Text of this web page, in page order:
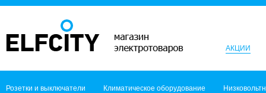
АКЦИИ
Розетки и выключатели Климатическое оборудование